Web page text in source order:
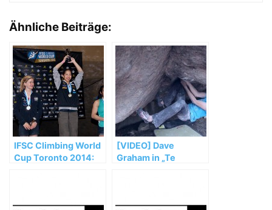
Ähnliche Beiträge:
IFSC Climbing World
Cup Toronto 2014:
[VIDEO] Dave
Graham in „Te